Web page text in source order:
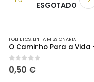
ESGOTADO
FOLHETOS, LINHA MISSIONÁRIA
0 out of 5
0,50 €